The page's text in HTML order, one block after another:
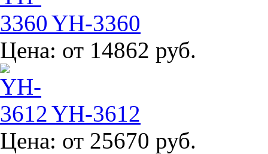
YH-3360
Цена: от 14862 руб.
YH-3612
Цена: от 25670 руб.